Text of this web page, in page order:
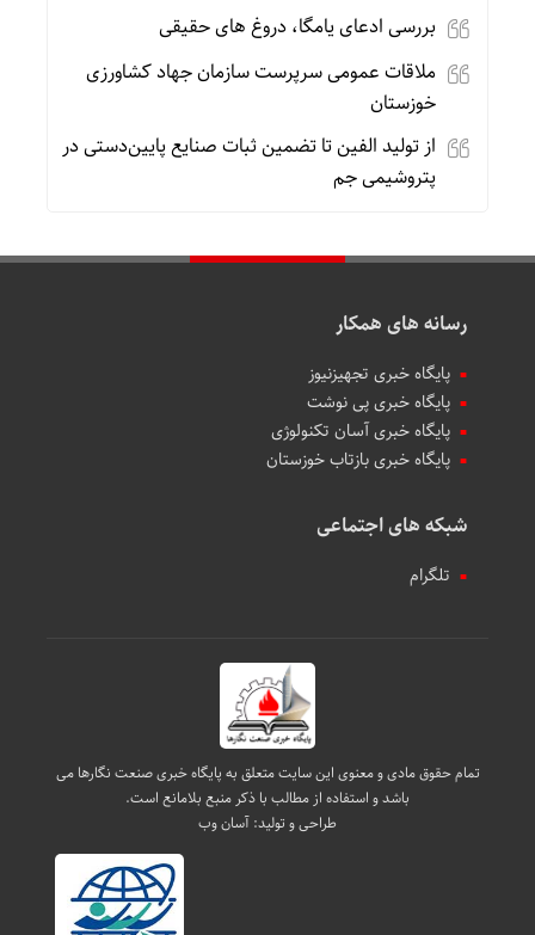
بررسی ادعای یامگا، دروغ های حقیقی
ملاقات عمومی سرپرست سازمان جهاد کشاورزی
خوزستان
از تولید الفین تا تضمین ثبات صنایع پایین‌دستی در
پتروشیمی جم
رسانه های همکار
پایگاه خبری تجهیزنیوز
پایگاه خبری پی نوشت
پایگاه خبری آسان تکنولوژی
پایگاه خبری بازتاب خوزستان
شبکه های اجتماعی
تلگرام
تمام حقوق مادی و معنوی این سایت متعلق به پایگاه خبری صنعت نگارها می
باشد و استفاده از مطالب با ذکر منبع بلامانع است.
طراحی و تولید:آسان وب